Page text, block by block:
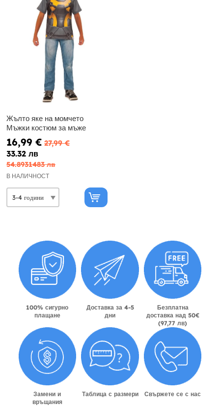
Жълто яке на момчето
Мъжки костюм за мъже
16,99 € 27,99 €
33.32 лв
54.8931483 лв
В НАЛИЧНОСТ
100% сигурно
плащане
Доставка за 4-5
дни
Безплатна
доставка над 50€
(97,77 лв)
Замени и
връщания
Таблица с размери Свържете се с нас